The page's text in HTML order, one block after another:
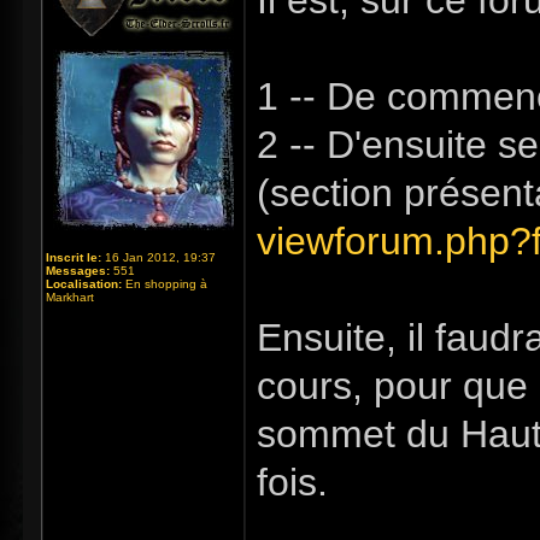
Inscrit le: 16 Jan 2012, 19:37
Messages: 551
Localisation: En shopping à
Markhart
1 -- De
2 -- D'ensuite
(section
Ensuite, il
cours, pour
sommet du
fois.